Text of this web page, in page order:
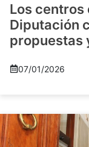
Los centros
Diputación
propuestas
07/01/2026